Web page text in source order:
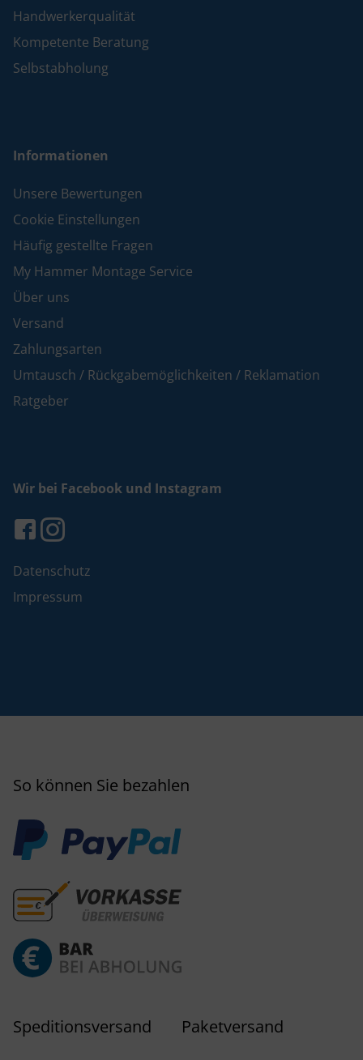
Handwerkerqualität
Kompetente Beratung
Selbstabholung
Informationen
Unsere Bewertungen
Cookie Einstellungen
Häufig gestellte Fragen
My Hammer Montage Service
Über uns
Versand
Zahlungsarten
Umtausch / Rückgabemöglichkeiten / Reklamation
Ratgeber
Wir bei Facebook und Instagram
Datenschutz
Impressum
So können Sie bezahlen
Speditionsversand Paketversand